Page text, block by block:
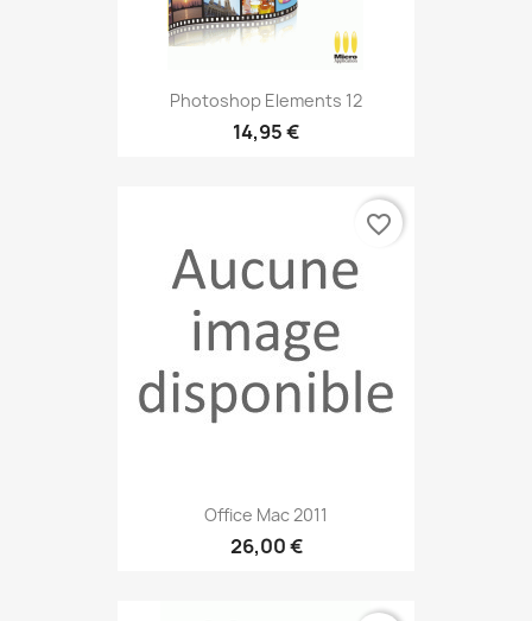
Photoshop Elements 12
14,95 €
Office Mac 2011
26,00 €
favorite_border